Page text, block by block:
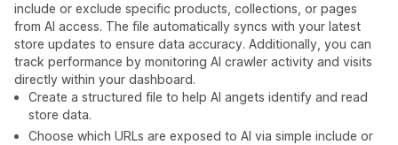
include or exclude specific products, collections, or pages
from AI access. The file automatically syncs with your latest
store updates to ensure data accuracy. Additionally, you can
track performance by monitoring AI crawler activity and visits
directly within your dashboard.
Create a structured file to help AI angets identify and read
store data.
Choose which URLs are exposed to AI via simple include or